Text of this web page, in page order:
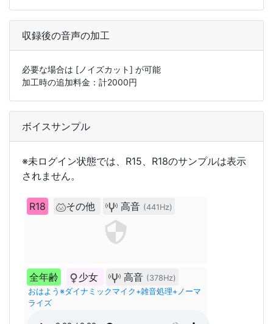
収録後の音声の加工
必要な場合は [ノイズカット] が可能
加工時の追加料金：計2000円
ボイスサンプル
※未ログイン状態では、R15、R18のサンプルは表示
されません。
R18 その他 高音 (441Hz)
全年齢 少女 高音 (378Hz)
おはよう※ダイナミックマイク+雑音処理+ノーマ
ライズ